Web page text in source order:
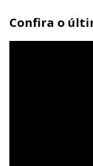
Confira o